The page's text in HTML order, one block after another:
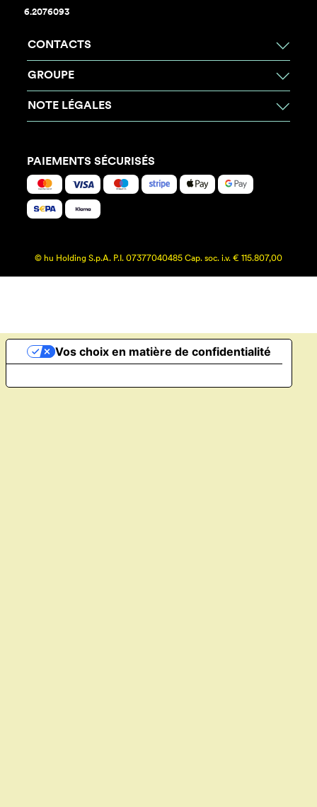
6.2076093
CONTACTS
GROUPE
NOTE LÉGALES
PAIEMENTS SÉCURISÉS
© hu Holding S.p.A. P.I. 07377040485 Cap. soc. i.v. € 115.807,00
Vos choix en matière de confidentialité